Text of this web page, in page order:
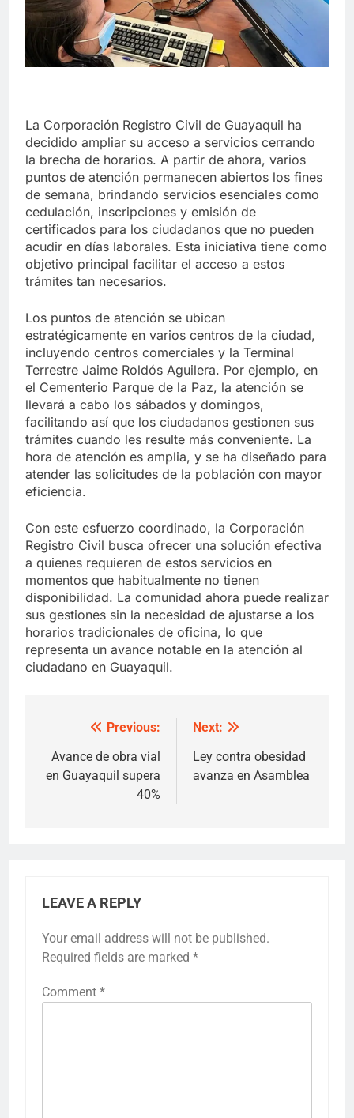
La Corporación Registro Civil de Guayaquil ha
decidido ampliar su acceso a servicios cerrando
la brecha de horarios. A partir de ahora, varios
puntos de atención permanecen abiertos los fines
de semana, brindando servicios esenciales como
cedulación, inscripciones y emisión de
certificados para los ciudadanos que no pueden
acudir en días laborales. Esta iniciativa tiene como
objetivo principal facilitar el acceso a estos
trámites tan necesarios.
Los puntos de atención se ubican
estratégicamente en varios centros de la ciudad,
incluyendo centros comerciales y la Terminal
Terrestre Jaime Roldós Aguilera. Por ejemplo, en
el Cementerio Parque de la Paz, la atención se
llevará a cabo los sábados y domingos,
facilitando así que los ciudadanos gestionen sus
trámites cuando les resulte más conveniente. La
hora de atención es amplia, y se ha diseñado para
atender las solicitudes de la población con mayor
eficiencia.
Con este esfuerzo coordinado, la Corporación
Registro Civil busca ofrecer una solución efectiva
a quienes requieren de estos servicios en
momentos que habitualmente no tienen
disponibilidad. La comunidad ahora puede realizar
sus gestiones sin la necesidad de ajustarse a los
horarios tradicionales de oficina, lo que
representa un avance notable en la atención al
ciudadano en Guayaquil.
navigation
Previous:
Avance de obra vial
en Guayaquil supera
40%
Next:
Ley contra obesidad
avanza en Asamblea
LEAVE A REPLY
Your email address will not be published.
Required fields are marked *
Comment *